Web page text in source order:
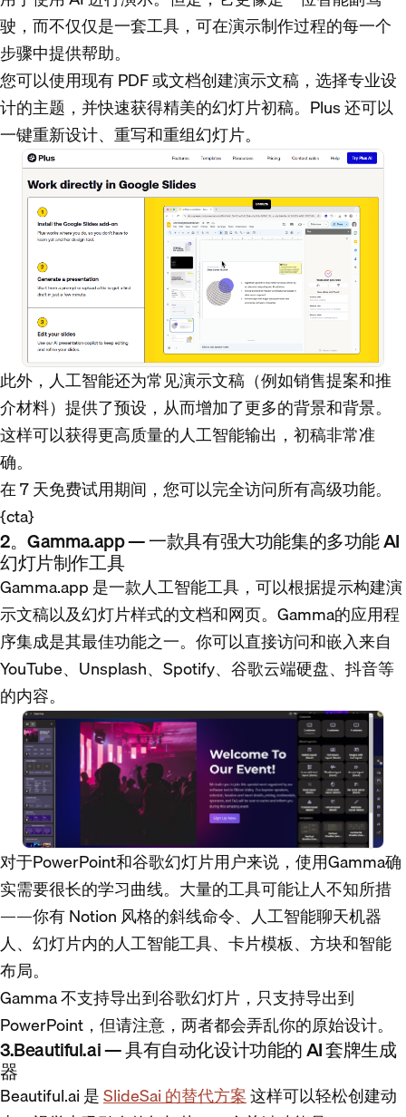
驶，而不仅仅是一套工具，可在演示制作过程的每一个
步骤中提供帮助。
您可以使用现有 PDF 或文档创建演示文稿，选择专业设
计的主题，并快速获得精美的幻灯片初稿。Plus 还可以
一键重新设计、重写和重组幻灯片。
此外，人工智能还为常见演示文稿（例如销售提案和推
介材料）提供了预设，从而增加了更多的背景和背景。
这样可以获得更高质量的人工智能输出，初稿非常准
确。
在 7 天免费试用期间，您可以完全访问所有高级功能。
{cta}
2。Gamma.app — 一款具有强大功能集的多功能 AI
幻灯片制作工具
Gamma.app 是一款人工智能工具，可以根据提示构建演
示文稿以及幻灯片样式的文档和网页。Gamma的应用程
序集成是其最佳功能之一。你可以直接访问和嵌入来自
YouTube、Unsplash、Spotify、谷歌云端硬盘、抖音等
的内容。
对于PowerPoint和谷歌幻灯片用户来说，使用Gamma确
实需要很长的学习曲线。大量的工具可能让人不知所措
——你有 Notion 风格的斜线命令、人工智能聊天机器
人、幻灯片内的人工智能工具、卡片模板、方块和智能
布局。
Gamma 不支持导出到谷歌幻灯片，只支持导出到
PowerPoint，但请注意，两者都会弄乱你的原始设计。
3.Beautiful.ai — 具有自动化设计功能的 AI 套牌生成
器
Beautiful.ai 是SlideSai 的替代方案这样可以轻松创建动